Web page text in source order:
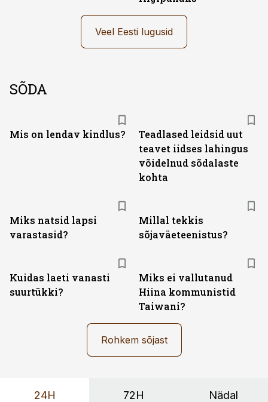
Veel Eesti lugusid
SÕDA
Mis on lendav kindlus?
Teadlased leidsid uut
teavet iidses lahingus
võidelnud sõdalaste
kohta
Miks natsid lapsi
varastasid?
Millal tekkis
sõjaväeteenistus?
Kuidas laeti vanasti
suurtükki?
Miks ei vallutanud
Hiina kommunistid
Taiwani?
Rohkem sõjast
24H 72H Nädal